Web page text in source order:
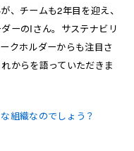
、チームも2年目を迎え、
ーのIさん。サステナビリ
クホルダーからも注目さ
からを語っていただきま
組織なのでしょう？